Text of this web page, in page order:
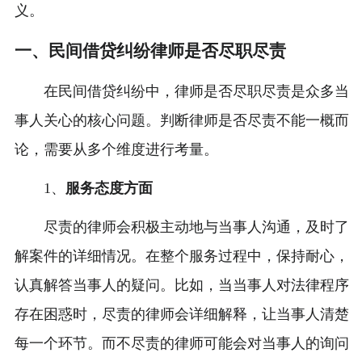
义。
一、民间借贷纠纷律师是否尽职尽责
在民间借贷纠纷中，律师是否尽职尽责是众多当
事人关心的核心问题。判断律师是否尽责不能一概而
论，需要从多个维度进行考量。
1、 服务态度方面
尽责的律师会积极主动地与当事人沟通，及时了
解案件的详细情况。在整个服务过程中，保持耐心，
认真解答当事人的疑问。比如，当当事人对法律程序
存在困惑时，尽责的律师会详细解释，让当事人清楚
每一个环节。而不尽责的律师可能会对当事人的询问